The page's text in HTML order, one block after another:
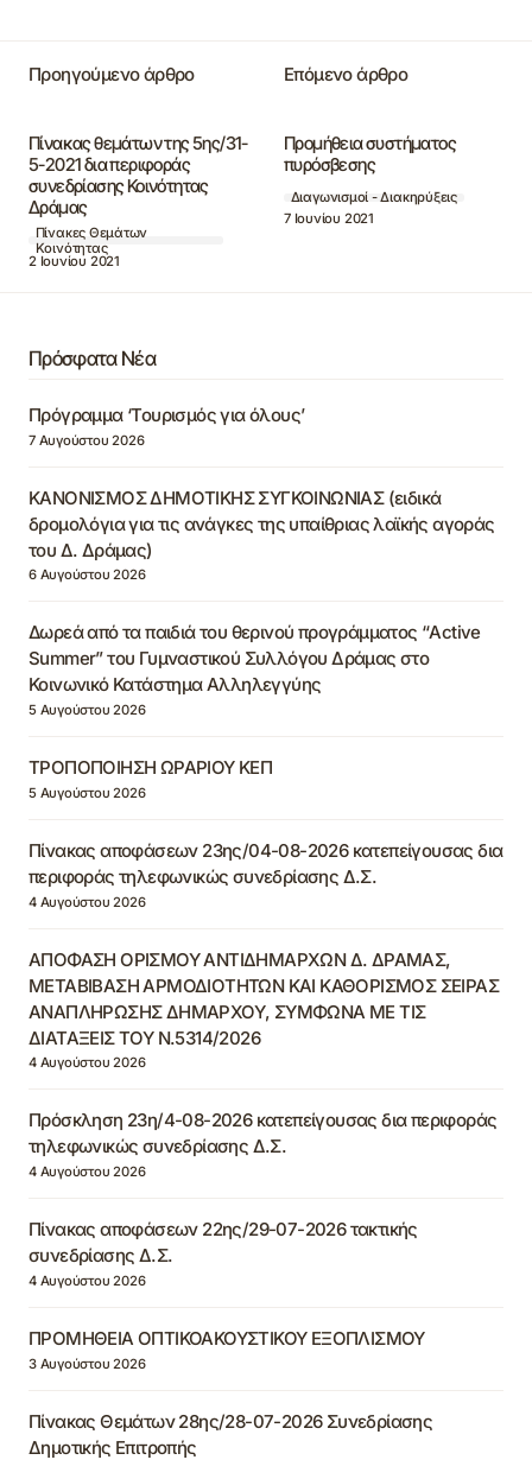
Προηγούμενο άρθρο
Πίνακας θεμάτων της 5ης/31-
5-2021 δια περιφοράς
συνεδρίασης Κοινότητας
Δράμας
Πίνακες Θεμάτων
Κοινότητας
2 Ιουνίου 2021
Επόμενο άρθρο
Προμήθεια συστήματος
πυρόσβεσης
Διαγωνισμοί - Διακηρύξεις
7 Ιουνίου 2021
Πρόσφατα Νέα
Πρόγραμμα ‘Τουρισμός για όλους’
7 Αυγούστου 2026
ΚΑΝΟΝΙΣΜΟΣ ΔΗΜΟΤΙΚΗΣ ΣΥΓΚΟΙΝΩΝΙΑΣ (ειδικά
δρομολόγια για τις ανάγκες της υπαίθριας λαϊκής αγοράς
του Δ. Δράμας)
6 Αυγούστου 2026
Δωρεά από τα παιδιά του θερινού προγράμματος “Active
Summer” του Γυμναστικού Συλλόγου Δράμας στο
Κοινωνικό Κατάστημα Αλληλεγγύης
5 Αυγούστου 2026
ΤΡΟΠΟΠΟΙΗΣΗ ΩΡΑΡΙΟΥ ΚΕΠ
5 Αυγούστου 2026
Πίνακας αποφάσεων 23ης/04-08-2026 κατεπείγουσας δια
περιφοράς τηλεφωνικώς συνεδρίασης Δ.Σ.
4 Αυγούστου 2026
ΑΠΟΦΑΣΗ ΟΡΙΣΜΟΥ ΑΝΤΙΔΗΜΑΡΧΩΝ Δ. ΔΡΑΜΑΣ,
ΜΕΤΑΒΙΒΑΣΗ ΑΡΜΟΔΙΟΤΗΤΩΝ ΚΑΙ ΚΑΘΟΡΙΣΜΟΣ ΣΕΙΡΑΣ
ΑΝΑΠΛΗΡΩΣΗΣ ΔΗΜΑΡΧΟΥ, ΣΥΜΦΩΝΑ ΜΕ ΤΙΣ
ΔΙΑΤΑΞΕΙΣ ΤΟΥ Ν.5314/2026
4 Αυγούστου 2026
Πρόσκληση 23η/4-08-2026 κατεπείγουσας δια περιφοράς
τηλεφωνικώς συνεδρίασης Δ.Σ.
4 Αυγούστου 2026
Πίνακας αποφάσεων 22ης/29-07-2026 τακτικής
συνεδρίασης Δ.Σ.
4 Αυγούστου 2026
ΠΡΟΜΗΘΕΙΑ ΟΠΤΙΚΟΑΚΟΥΣΤΙΚΟΥ ΕΞΟΠΛΙΣΜΟΥ
3 Αυγούστου 2026
Πίνακας Θεμάτων 28ης/28-07-2026 Συνεδρίασης
Δημοτικής Επιτροπής